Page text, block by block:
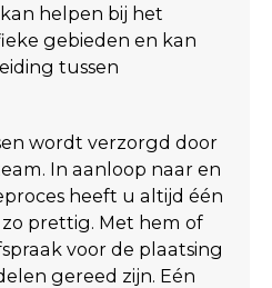
helpen bij het
gebieden en kan
tussen
wordt verzorgd door
In aanloop naar en
heeft u altijd één
prettig. Met hem of
voor de plaatsing
gereed zijn. Eén